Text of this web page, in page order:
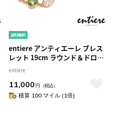
entiere アンティエーレ ブレス
レット 19cm ラウンド＆ドロッ
プ クリスタルガラス グリー
ゴールドメッキ レディース イ
タリア製
entiere
11,000 円 （税込）
積算 100 マイル (1倍)